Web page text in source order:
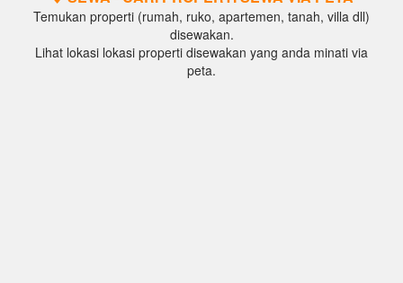
Temukan properti (rumah, ruko, apartemen, tanah, villa dll)
disewakan.
Lihat lokasi lokasi properti disewakan yang anda minati via
peta.